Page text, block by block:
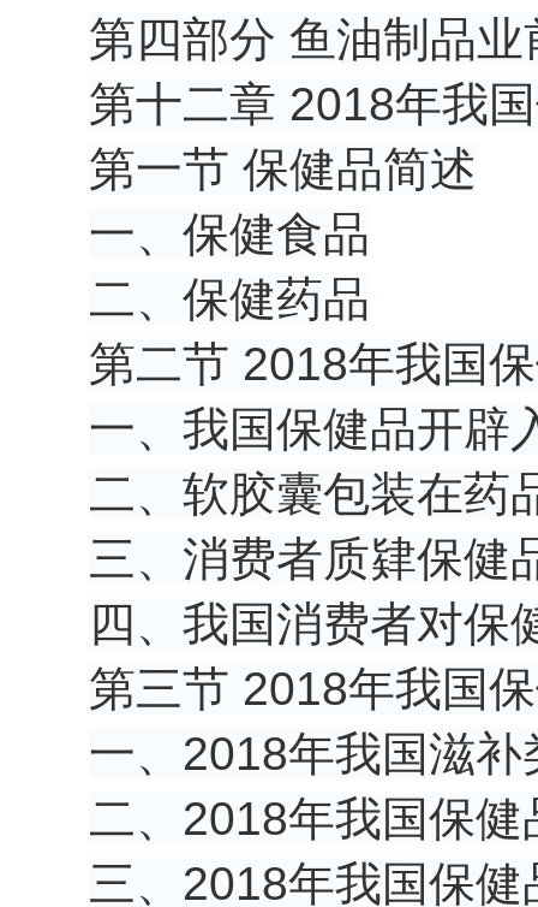
第四部分 鱼油制品
第十二章 2018年我
第一节 保健品简述
一、保健食品
二、保健药品
第二节 2018年我国
一、我国保健品开辟
二、软胶囊包装在药
三、消费者质肄保健
四、我国消费者对保
第三节 2018年我国
一、2018年我国滋
二、2018年我国保
三、2018年我国保